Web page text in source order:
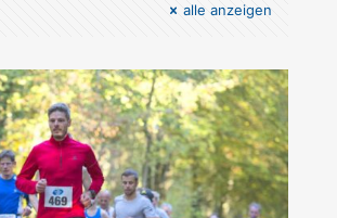
alle anzeigen